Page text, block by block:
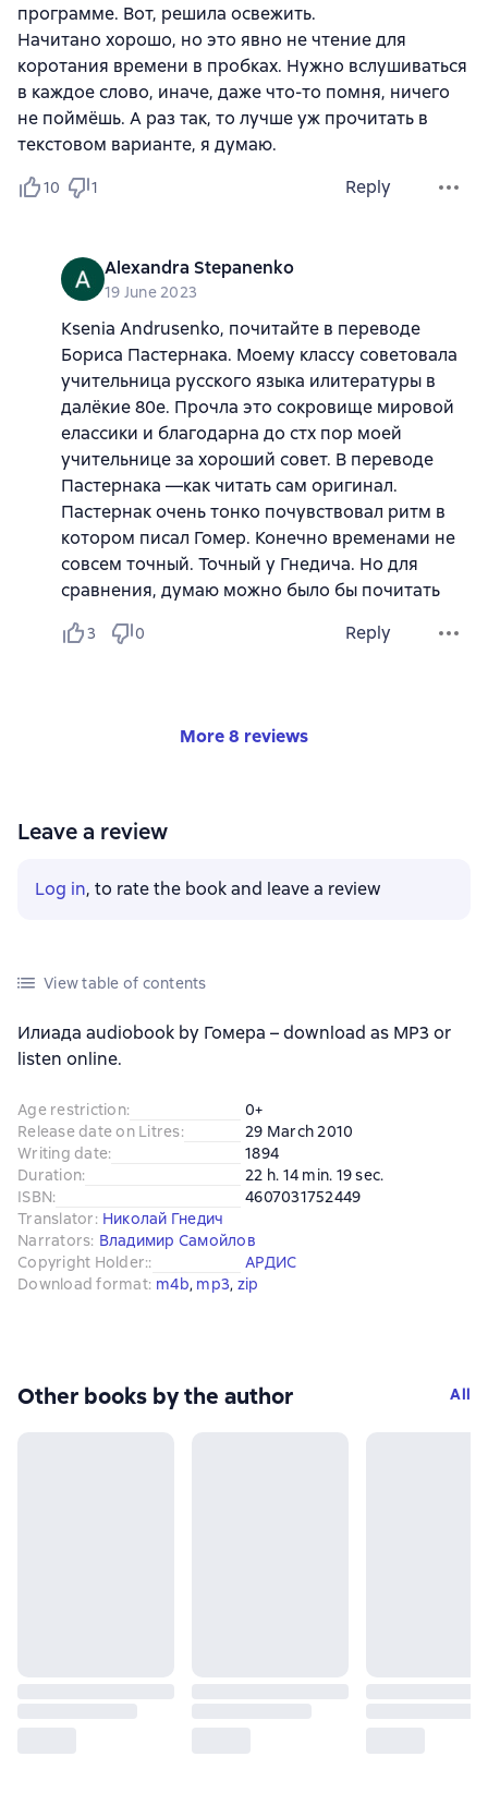
программе. Вот, решила освежить.
Начитано хорошо, но это явно не чтение для
коротания времени в пробках. Нужно вслушиваться
в каждое слово, иначе, даже что-то помня, ничего
не поймёшь. А раз так, то лучше уж прочитать в
текстовом варианте, я думаю.
10 1 Reply
Alexandra Stepanenko
19 June 2023
Ksenia Andrusenko, почитайте в переводе
Бориса Пастернака. Моему классу советовала
учительница русского языка илитературы в
далёкие 80е. Прочла это сокровище мировой
елассики и благодарна до стх пор моей
учительнице за хороший совет. В переводе
Пастернака —как читать сам оригинал.
Пастернак очень тонко почувствовал ритм в
котором писал Гомер. Конечно временами не
совсем точный. Точный у Гнедича. Но для
сравнения, думаю можно было бы почитать
3 0 Reply
More 8 reviews
Leave a review
Log in, to rate the book and leave a review
View table of contents
Илиада audiobook by Гомера – download as MP3 or
listen online.
Age restriction:
0+
Release date on Litres:
29 March 2010
Writing date:
1894
Duration:
22 h. 14 min. 19 sec.
ISBN:
4607031752449
Translator: Николай Гнедич
Narrators: Владимир Самойлов
Copyright Holder::
АРДИС
Download format: m4b, mp3, zip
Other books by the author All